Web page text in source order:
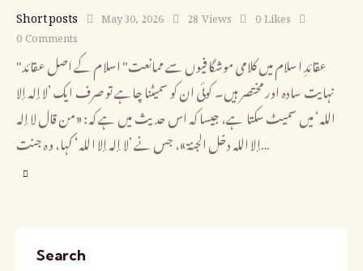
Short posts May 30, 2026 28Views 0Likes
0Comments
"عقائدِ اسلام میں کلامی موشگافیوں سے ممانعت" اسلام کے اصل عقائد
نہایت سادہ اور مختصر ہیں۔ کوئی ان کو سمیٹنا چاہے تو صرف ایک ’لا إله إلا
الله‘ میں سمیٹ سکتا ہے، جیسا کہ اس حدیث میں ہے کہ: «من قال لا إله
إلا الله دخل الجنة»، جس نے ’لا إله إلا الله‘ کہا، وہ جنت…
Search